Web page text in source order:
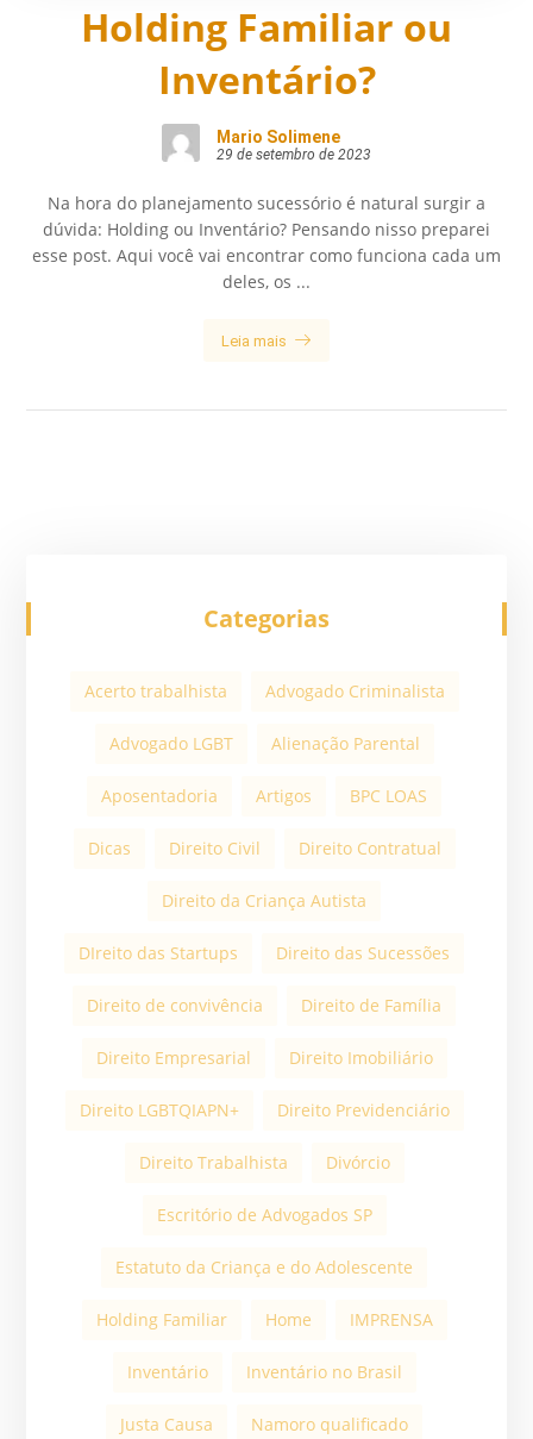
Holding Familiar ou
Inventário?
Mario Solimene
29 de setembro de 2023
Na hora do planejamento sucessório é natural surgir a
dúvida: Holding ou Inventário? Pensando nisso preparei
esse post. Aqui você vai encontrar como funciona cada um
deles, os ...
Leia mais
Categorias
Acerto trabalhista Advogado Criminalista
Advogado LGBT Alienação Parental
Aposentadoria Artigos BPC LOAS
Dicas Direito Civil Direito Contratual
Direito da Criança Autista
DIreito das Startups Direito das Sucessões
Direito de convivência Direito de Família
Direito Empresarial Direito Imobiliário
Direito LGBTQIAPN+ Direito Previdenciário
Direito Trabalhista Divórcio
Escritório de Advogados SP
Estatuto da Criança e do Adolescente
Holding Familiar Home IMPRENSA
Inventário Inventário no Brasil
Justa Causa Namoro qualificado